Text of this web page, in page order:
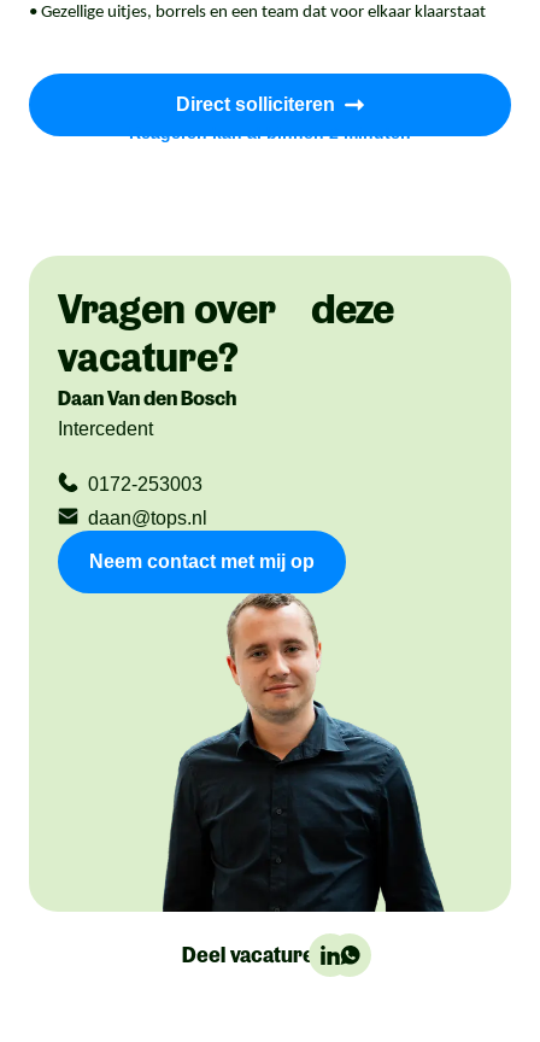
• Gezellige uitjes, borrels en een team dat voor elkaar klaarstaat
Direct solliciteren
Reageren kan al binnen 2 minuten
Vragen over deze
vacature?
Daan Van den Bosch
Intercedent
0172-253003
daan@tops.nl
Neem contact met mij op
Deel vacature: